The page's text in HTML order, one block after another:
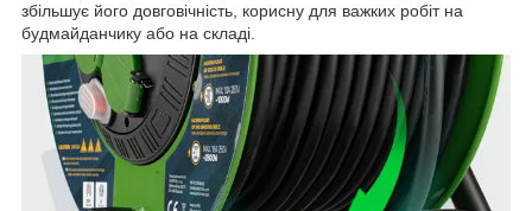
збільшує його довговічність, корисну для важких робіт на
будмайданчику або на складі.